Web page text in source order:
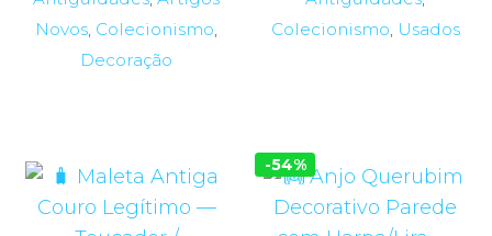
Novos Colecionismo
Decoração
Colecionismo Usados
-54%